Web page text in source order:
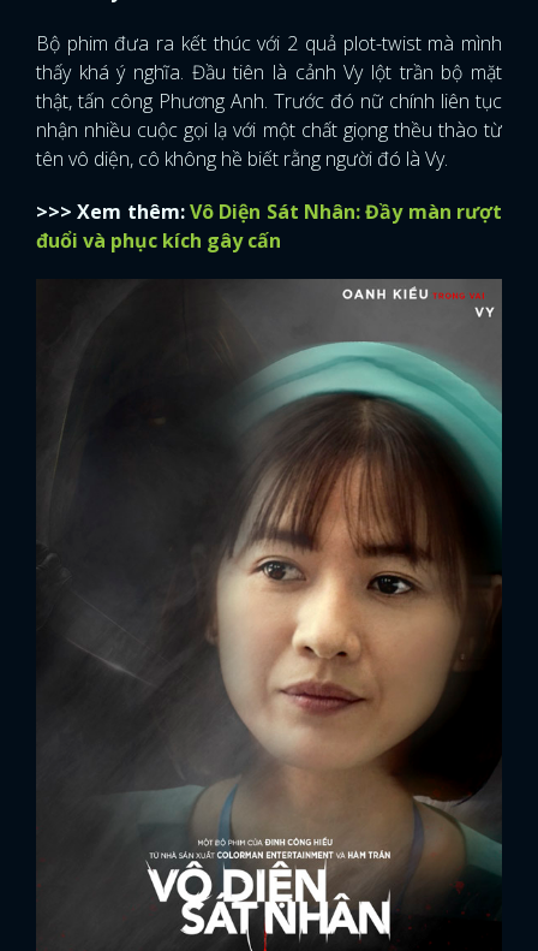
Bộ phim đưa ra kết thúc với 2 quả plot-twist mà mình
thấy khá ý nghĩa. Đầu tiên là cảnh Vy lột trần bộ mặt
thật, tấn công Phương Anh. Trước đó nữ chính liên tục
nhận nhiều cuộc gọi lạ với một chất giọng thều thào từ
tên vô diện, cô không hề biết rằng người đó là Vy.
>>> Xem thêm:Vô Diện Sát Nhân: Đầy màn rượt
đuổi và phục kích gây cấn